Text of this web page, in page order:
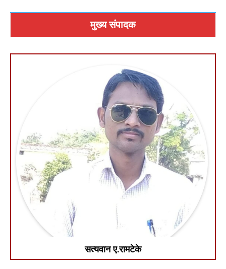
मुख्य संपादक
सत्यवान ए.रामटेके